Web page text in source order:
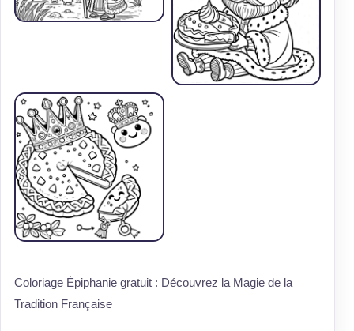
Coloriage Épiphanie gratuit : Découvrez la Magie de la
Tradition Française